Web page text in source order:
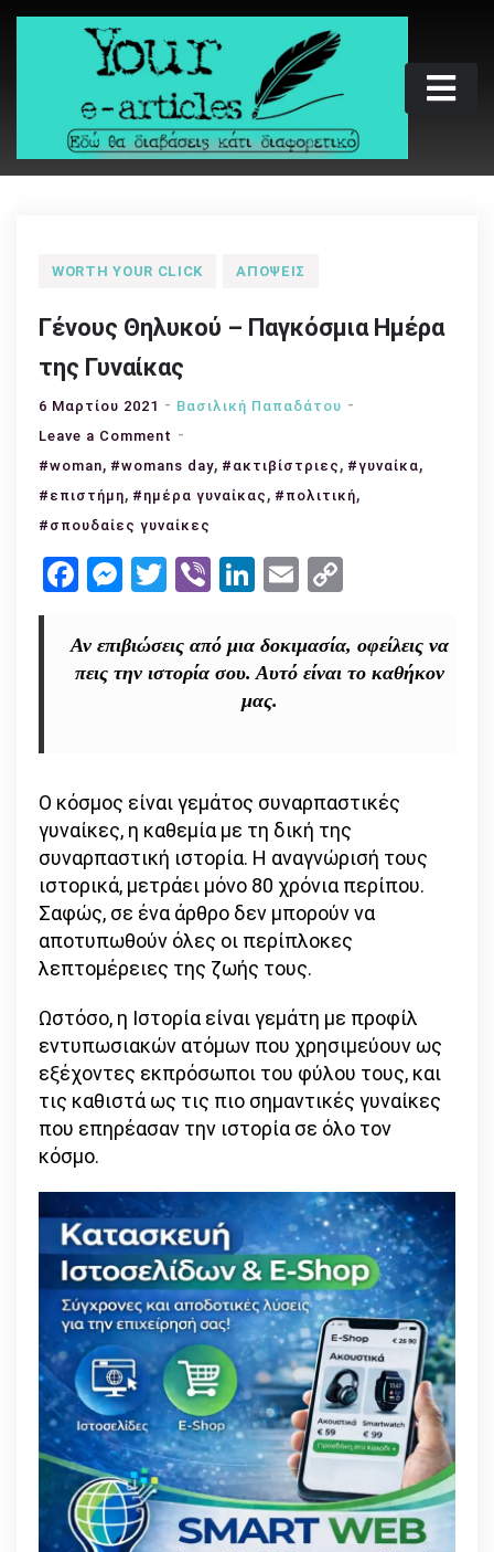
Skip
Your e-articles
Εδώ θα διαβάσεις κάτι διαφορετικό
WORTH YOUR CLICK ΑΠΌΨΕΙΣ
Γένους Θηλυκού – Παγκόσμια Ημέρα
της Γυναίκας
6 Μαρτίου 2021
Βασιλική Παπαδάτου
Leave a Comment on
Γένους
Θηλυκού
–
Ημέρα
#woman, #womans day, #ακτιβίστριες , #γυναίκα,
#επιστήμη, #ημέρα γυναίκας , #πολιτική,
#σπουδαίες γυναίκες
Facebook
Messenger
Twitter
ViberLinkedIn
Email
Αν επιβιώσεις από μια δοκιμασία, οφείλεις να
πεις την ιστορία σου. Αυτό είναι το καθήκον
μας.
Ο κόσμος είναι γεμάτος συναρπαστικές
γυναίκες, η καθεμία με τη δική της
συναρπαστική ιστορία. Η αναγνώρισή τους
ιστορικά, μετράει μόνο 80 χρόνια περίπου.
Σαφώς, σε ένα άρθρο δεν μπορούν να
αποτυπωθούν όλες οι περίπλοκες
λεπτομέρειες της ζωής τους.
Ωστόσο, η Ιστορία είναι γεμάτη με προφίλ
εντυπωσιακών ατόμων που χρησιμεύουν ως
εξέχοντες εκπρόσωποι του φύλου τους, και
τις καθιστά ως τις πιο σημαντικές γυναίκες
που επηρέασαν την ιστορία σε όλο τον
κόσμο.